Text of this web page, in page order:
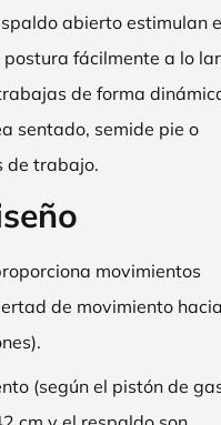
abierto estimulan
fácilmente a lo
de forma
sentado, semide pie o
de trabajo.
movimientos
de movimiento
(según el pistón de